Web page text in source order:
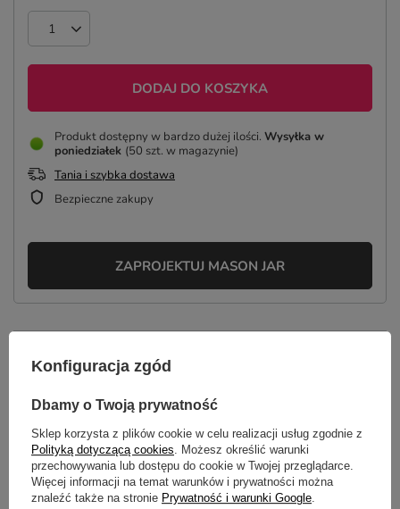
DODAJ DO KOSZYKA
Produkt dostępny w bardzo dużej ilości Wysyłka w
poniedziałek (50 szt. w magazynie)
Tania i szybka dostawa
Bezpieczne zakupy
ZAPROJEKTUJ MASON JAR
GŁÓWNE PARAMETRY
OPINIE (0)
Konfiguracja zgód
Dbamy o Twoją prywatność
Sklep korzysta z plików cookie w celu realizacji usług zgodnie z
Polityką dotyczącą cookies . Możesz określić warunki
przechowywania lub dostępu do cookie w Twojej przeglądarce.
Więcej informacji na temat warunków i prywatności można
znaleźć także na stronie Prywatność i warunki Google